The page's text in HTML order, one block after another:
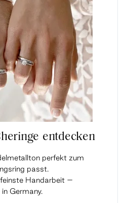
entdecken
perfekt zum
passt.
Handarbeit –
Germany.